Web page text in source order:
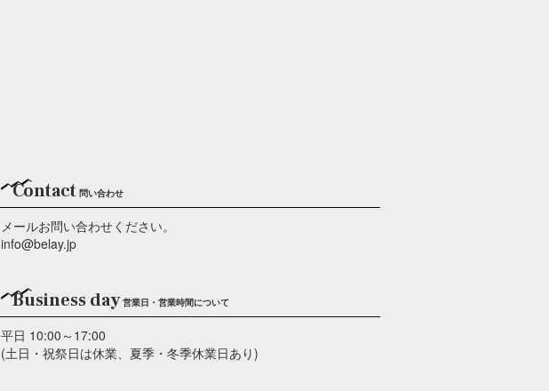
Contact 問い合わせ
メールお問い合わせください。
info@belay.jp
Business day 営業日・営業時間について
平日 10:00～17:00
(土日・祝祭日は休業、夏季・冬季休業日あり)